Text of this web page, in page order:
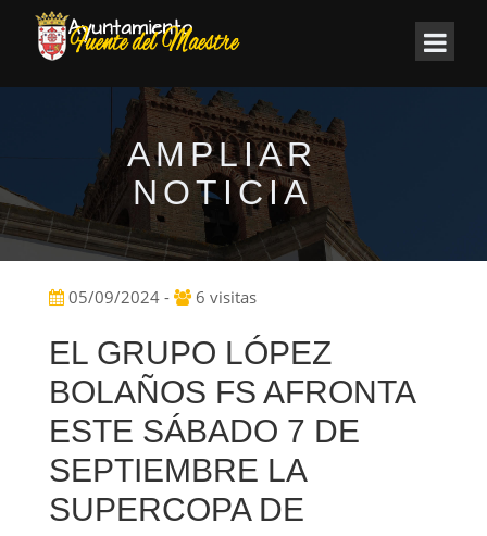
AMPLIAR
NOTICIA
05/09/2024 - 6 visitas
EL GRUPO LÓPEZ
BOLAÑOS FS AFRONTA
ESTE SÁBADO 7 DE
SEPTIEMBRE LA
SUPERCOPA DE